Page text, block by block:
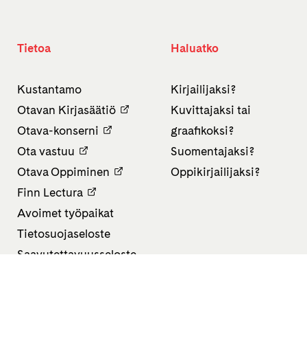
Tietoa
Kustantamo
Otavan Kirjasäätiö
Otava-konserni
Ota vastuu
Otava Oppiminen
Finn Lectura
Avoimet työpaikat
Tietosuojaseloste
Saavutettavuusseloste
Haluatko
Kirjailijaksi?
Kuvittajaksi tai
graafikoksi?
Suomentajaksi?
Oppikirjailijaksi?